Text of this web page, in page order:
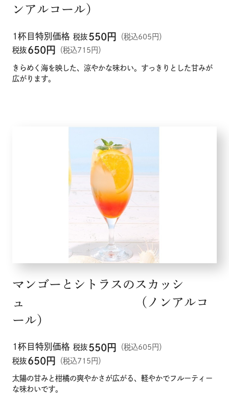
ンアルコール）
1杯目特別価格 税抜 550円
（税込605円）
税抜 650円 （税込715円）
きらめく海を映した、涼やかな味わい。すっきりとした甘みが
広がります。
マンゴーとシトラスのスカッシ
ュ （ノンアルコ
ール）
1杯目特別価格 税抜 550円
（税込605円）
税抜 650円 （税込715円）
太陽の甘みと柑橘の爽やかさが広がる、軽やかでフルーティー
な味わいです。